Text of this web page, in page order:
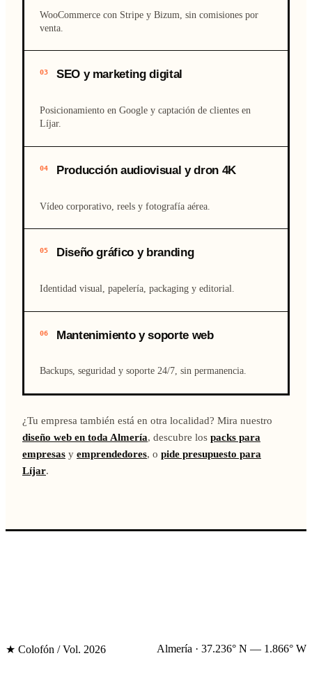
WooCommerce con Stripe y Bizum, sin comisiones por
venta.
03 SEO y marketing digital
Posicionamiento en Google y captación de clientes en
Líjar.
04 Producción audiovisual y dron 4K
Vídeo corporativo, reels y fotografía aérea.
05 Diseño gráfico y branding
Identidad visual, papelería, packaging y editorial.
06 Mantenimiento y soporte web
Backups, seguridad y soporte 24/7, sin permanencia.
¿Tu empresa también está en otra localidad? Mira nuestro
diseño web en toda Almería, descubre los packs para
empresas y emprendedores, o pide presupuesto para
Líjar.
★ Colofón / Vol. 2026 Almería · 37.236° N — 1.866° W